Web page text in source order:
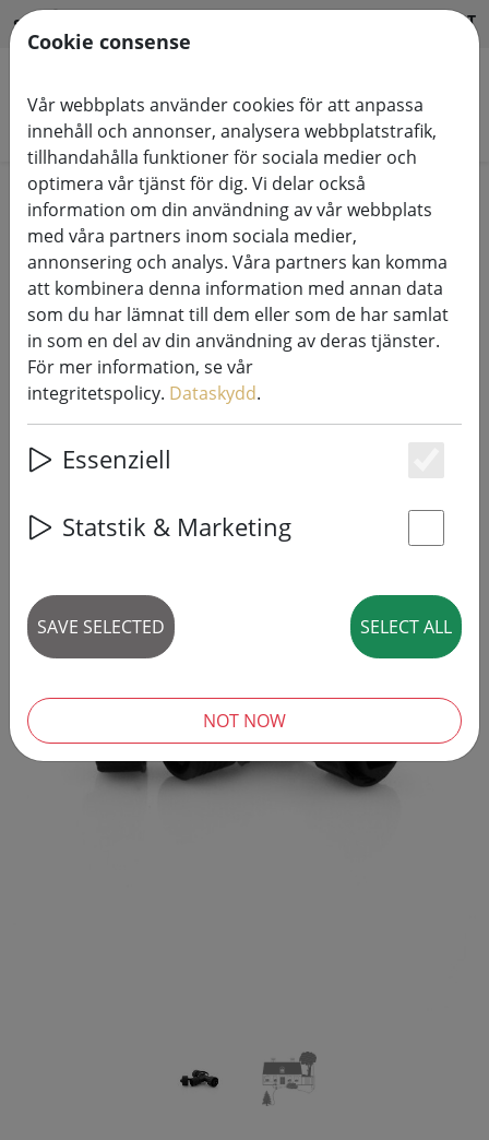
SV HILFE & SUPPORT
Sök produkter
Home
System för ljussättning
230V LED Tech-Line systemljuskedjor
Sirius Tech-Line ljusslinga fördelare
T-stycke 230V 7 x 5 cm svart
Cookie consense
Vår webbplats använder cookies för att anpassa
innehåll och annonser, analysera webbplatstrafik,
tillhandahålla funktioner för sociala medier och
optimera vår tjänst för dig. Vi delar också
information om din användning av vår webbplats
med våra partners inom sociala medier,
annonsering och analys. Våra partners kan komma
att kombinera denna information med annan data
som du har lämnat till dem eller som de har samlat
in som en del av din användning av deras tjänster.
För mer information, se vår
integritetspolicy. Dataskydd.
Essenziell
Statstik & Marketing
SAVE SELECTED SELECT ALL
NOT NOW